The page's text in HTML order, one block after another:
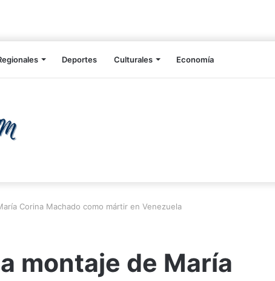
Deportes Culturales Economía
Corina Machado como mártir en Venezuela
montaje de María